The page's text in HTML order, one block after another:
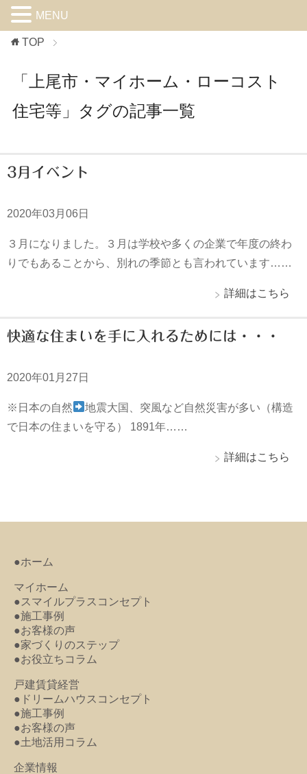
TOP
「上尾市・マイホーム・ローコスト
住宅等」タグの記事一覧
3月イベント
2020年03月06日
３月になりました。３月は学校や多くの企業で年度の終わ
りでもあることから、別れの季節とも言われています……
詳細はこちら
快適な住まいを手に入れるためには・・・
2020年01月27日
※日本の自然
地震大国、突風など自然災害が多い（構造
で日本の住まいを守る） 1891年……
詳細はこちら
●ホーム
マイホーム
●スマイルプラスコンセプト
●施工事例
●お客様の声
●家づくりのステップ
●お役立ちコラム
戸建賃貸経営
●ドリームハウスコンセプト
●施工事例
●お客様の声
●土地活用コラム
企業情報
MENU